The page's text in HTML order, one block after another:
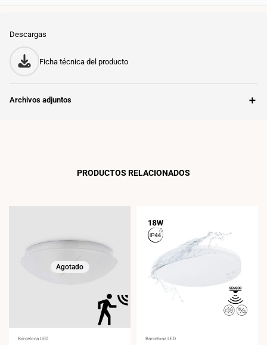
Descargas
Ficha técnica del producto
Archivos adjuntos ＋
PRODUCTOS RELACIONADOS
Agotado
Proveedor:
Barcelona LED Proveedor:
Barcelona LED